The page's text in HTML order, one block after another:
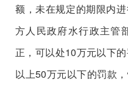
额，未在规定的期限内
方人民政府水行政主管
正，可以处10万元以下
以上50万元以下的罚款